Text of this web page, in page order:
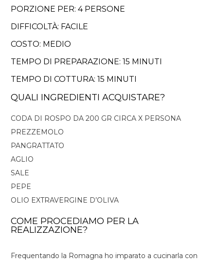
PORZIONE PER: 4 PERSONE
DIFFICOLTÀ: FACILE
COSTO: MEDIO
TEMPO DI PREPARAZIONE: 15 MINUTI
TEMPO DI COTTURA: 15 MINUTI
QUALI INGREDIENTI ACQUISTARE?
CODA DI ROSPO DA 200 GR CIRCA X PERSONA
PREZZEMOLO
PANGRATTATO
AGLIO
SALE
PEPE
OLIO EXTRAVERGINE D’OLIVA
COME PROCEDIAMO PER LA
REALIZZAZIONE?
Frequentando la Romagna ho imparato a cucinarla con